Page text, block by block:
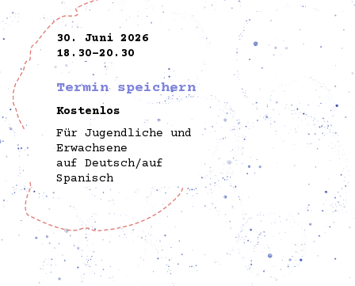
30. Juni 2026
18.30-20.30
Termin speichern
Kostenlos
Für Jugendliche und
Erwachsene
auf Deutsch/auf
Spanisch